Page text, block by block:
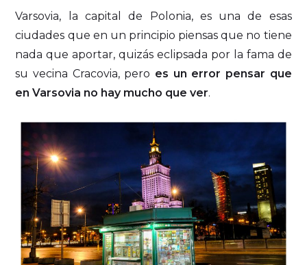
Varsovia, la capital de Polonia, es una de esas
ciudades que en un principio piensas que no tiene
nada que aportar, quizás eclipsada por la fama de
su vecina Cracovia, pero es un error pensar que
en Varsovia no hay mucho que ver.